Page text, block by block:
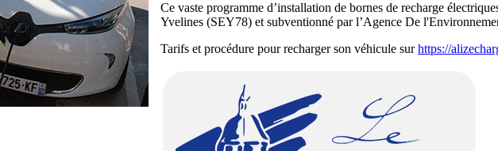
Ce vaste programme d’installation de bornes de recharge
Yvelines (SEY78) et subventionné par l’Agence De
Tarifs et procédure pour recharger son véhicule surhttps://